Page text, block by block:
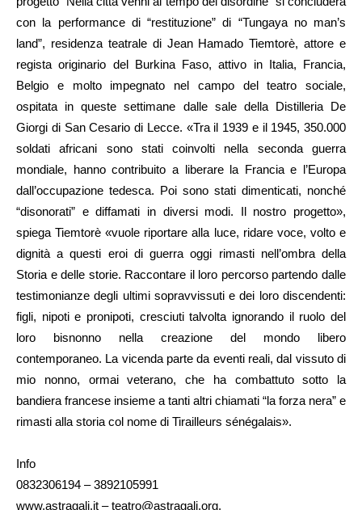
con la performance di “restituzione” di “Tungaya no man’s
land”, residenza teatrale di Jean Hamado Tiemtorè, attore e
regista originario del Burkina Faso, attivo in Italia, Francia,
Belgio e molto impegnato nel campo del teatro sociale,
ospitata in queste settimane dalle sale della Distilleria De
Giorgi di San Cesario di Lecce. «Tra il 1939 e il 1945, 350.000
soldati africani sono stati coinvolti nella seconda guerra
mondiale, hanno contribuito a liberare la Francia e l’Europa
dall’occupazione tedesca. Poi sono stati dimenticati, nonché
“disonorati” e diffamati in diversi modi. Il nostro progetto»,
spiega Tiemtorè «vuole riportare alla luce, ridare voce, volto e
dignità a questi eroi di guerra oggi rimasti nell’ombra della
Storia e delle storie. Raccontare il loro percorso partendo dalle
testimonianze degli ultimi sopravvissuti e dei loro discendenti:
figli, nipoti e pronipoti, cresciuti talvolta ignorando il ruolo del
loro bisnonno nella creazione del mondo libero
contemporaneo. La vicenda parte da eventi reali, dal vissuto di
mio nonno, ormai veterano, che ha combattuto sotto la
bandiera francese insieme a tanti altri chiamati “la forza nera” e
rimasti alla storia col nome di Tirailleurs sénégalais».
Info
0832306194 – 3892105991
www.astragali.it – teatro@astragali.org.